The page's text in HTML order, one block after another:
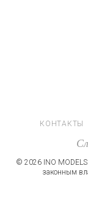
КОНТАКТЫ
© 2026 INO
законным